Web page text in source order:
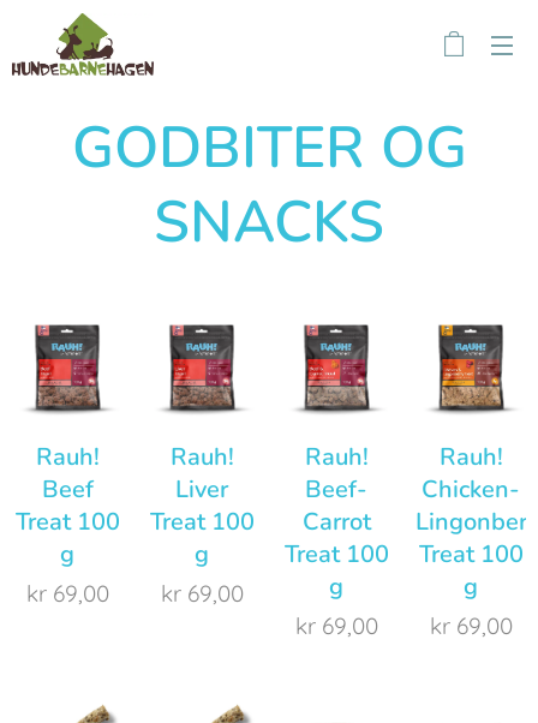
GODBITER OG
SNACKS
Rauh!
Beef
Treat 100
g
kr 69,00
Rauh!
Liver
Treat 100
g
kr 69,00
Rauh!
Beef-
Carrot
Treat 100
g
kr 69,00
Rauh!
Chicken-
Treat 100
g
kr 69,00